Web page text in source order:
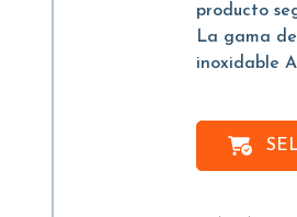
producto
La gama
inoxidable